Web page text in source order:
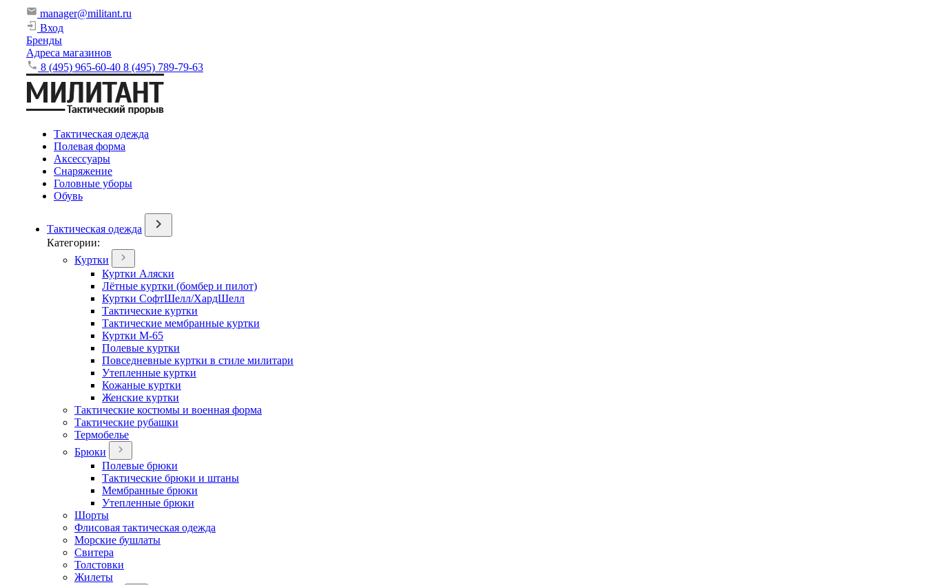
manager@militant.ru
Вход
Бренды
Адреса магазинов
8 (495) 965-60-40 8 (495) 789-79-63
Тактическая одежда
Полевая форма
Аксессуары
Снаряжение
Головные уборы
Обувь
Тактическая одежда
Категории:
Куртки
Куртки Аляски
Лётные куртки (бомбер и пилот)
Куртки СофтШелл/ХардШелл
Тактические куртки
Тактические мембранные куртки
Куртки М-65
Полевые куртки
Повседневные куртки в стиле милитари
Утепленные куртки
Кожаные куртки
Женские куртки
Тактические костюмы и военная форма
Тактические рубашки
Термобелье
Брюки
Полевые брюки
Тактические брюки и штаны
Мембранные брюки
Утепленные брюки
Шорты
Флисовая тактическая одежда
Морские бушлаты
Свитера
Толстовки
Жилеты